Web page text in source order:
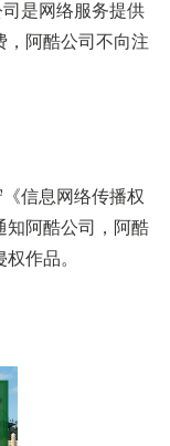
是网络服务提供
，阿酷公司不向注
信息网络传播权
知阿酷公司，阿酷
作品。